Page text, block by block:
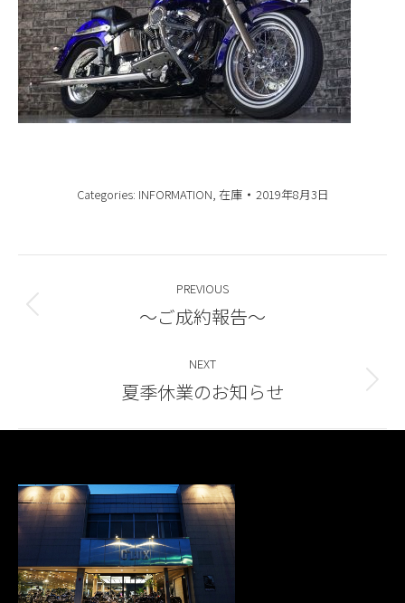
Categories: INFORMATION, 在庫 2019年8月3日
navigation
PREVIOUS
Previous
～ご成約報告～
NEXT
Next
夏季休業のお知らせ